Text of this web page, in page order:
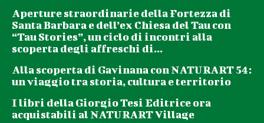
Aperture straordinarie della Fortezza di
Santa Barbara e dell’ex Chiesa del Tau con
“Tau Stories”, un ciclo di incontri alla
scoperta degli affreschi di...
Alla scoperta di Gavinana con NATURART 54:
un viaggio tra storia, cultura e territorio
I libri della Giorgio Tesi Editrice ora
acquistabili al NATURART Village